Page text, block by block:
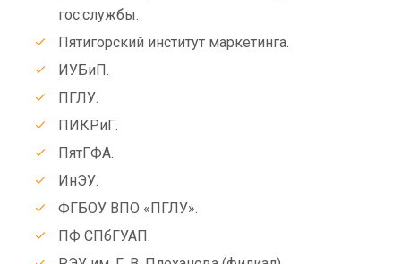
гос.службы.
Пятигорский институт маркетинга.
ИУБиП.
ПГЛУ.
ПИКРиГ.
ПятГФА.
ИнЭУ.
ФГБОУ ВПО «ПГЛУ».
ПФ СПбГУАП.